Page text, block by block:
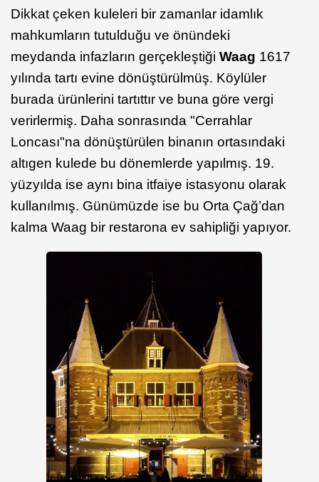
Dikkat çeken kuleleri bir zamanlar idamlık
mahkumların tutulduğu ve önündeki
meydanda infazların gerçekleştiği Waag 1617
yılında tartı evine dönüştürülmüş. Köylüler
burada ürünlerini tartıttır ve buna göre vergi
verirlermiş. Daha sonrasında "Cerrahlar
Loncası"na dönüştürülen binanın ortasındaki
altıgen kulede bu dönemlerde yapılmış. 19.
yüzyılda ise aynı bina itfaiye istasyonu olarak
kullanılmış. Günümüzde ise bu Orta Çağ’dan
kalma Waag bir restarona ev sahipliği yapıyor.